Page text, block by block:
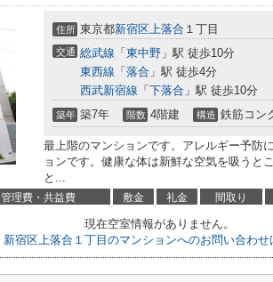
住所 東京都新宿区上落合 １丁目
交通 総武線 「 東中野 」駅 徒歩10分
東西線 「 落合 」駅 徒歩4分
西武新宿線 「 下落合 」駅 徒歩10分
築年 築7年 階数 4階建 構造 鉄筋コン
最上階のマンションです。アレルギー予防
ョンです。健康な体は新鮮な空気を吸うと
と...
管理費・共益費 敷金 礼金 間取り
現在空室情報がありません。
新宿区上落合１丁目のマンションへのお問い合わせ